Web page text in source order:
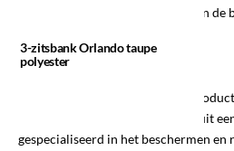
de bank. Tot slot wordt de stof van de
Onderhoud polyester
Voor het onderhouden van dit
Deze bestaat uit
gespecialiseerd in het beschermen en
3-zitsbank Orlando taupe
polyester